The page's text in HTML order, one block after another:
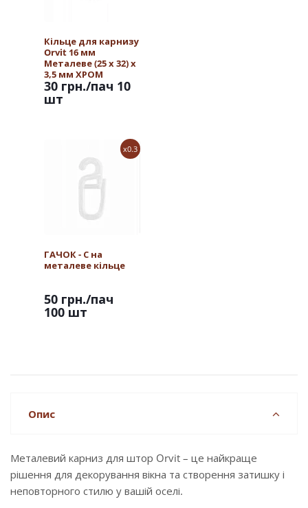
Кільце для карнизу
Orvit 16 мм
Металеве (25 х 32) х
3,5 мм ХРОМ
30 грн./пач 10
шт
x0.3
ГАЧОК - С на
металеве кільце
50 грн./пач
100 шт
Опис
Металевий карниз для штор Orvit – це найкраще
рішення для декорування вікна та створення затишку і
неповторного стилю у вашій оселі.